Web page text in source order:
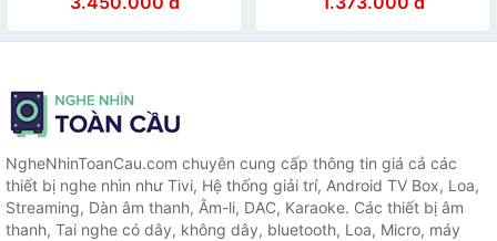
QUADCAST S RGB
Microphone) 4P5P8AA - Bảo
hành 24 tháng
NgheNhinToanCau.com chuyên cung cấp thông tin giá cả các
thiết bị nghe nhìn như Tivi, Hệ thống giải trí, Android TV Box, Loa,
Streaming, Dàn âm thanh, Âm-li, DAC, Karaoke. Các thiết bị âm
thanh, Tai nghe có dây, không dây, bluetooth, Loa, Micro, máy